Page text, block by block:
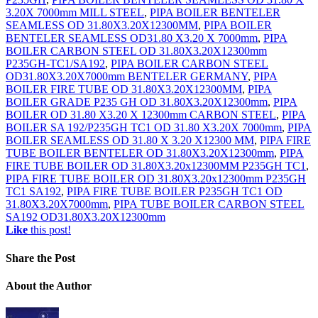
3.20X 7000mm MILL STEEL, PIPA BOILER BENTELER
SEAMLESS OD 31.80X3.20X12300MM, PIPA BOILER
BENTELER SEAMLESS OD31.80 X3.20 X 7000mm, PIPA
BOILER CARBON STEEL OD 31.80X3.20X12300mm
P235GH-TC1/SA192, PIPA BOILER CARBON STEEL
OD31.80X3.20X7000mm BENTELER GERMANY, PIPA
BOILER FIRE TUBE OD 31.80X3.20X12300MM, PIPA
BOILER GRADE P235 GH OD 31.80X3.20X12300mm, PIPA
BOILER OD 31.80 X3.20 X 12300mm CARBON STEEL, PIPA
BOILER SA 192/P235GH TC1 OD 31.80 X3.20X 7000mm, PIPA
BOILER SEAMLESS OD 31.80 X 3.20 X12300 MM, PIPA FIRE
TUBE BOILER BENTELER OD 31.80X3.20X12300mm, PIPA
FIRE TUBE BOILER OD 31.80X3.20x12300MM P235GH TC1 ,
PIPA FIRE TUBE BOILER OD 31.80X3.20x12300mm P235GH
TC1 SA192, PIPA FIRE TUBE BOILER P235GH TC1 OD
31.80X3.20X7000mm, PIPA TUBE BOILER CARBON STEEL
SA192 OD31.80X3.20X12300mm
Like this post!
Share the Post
About the Author